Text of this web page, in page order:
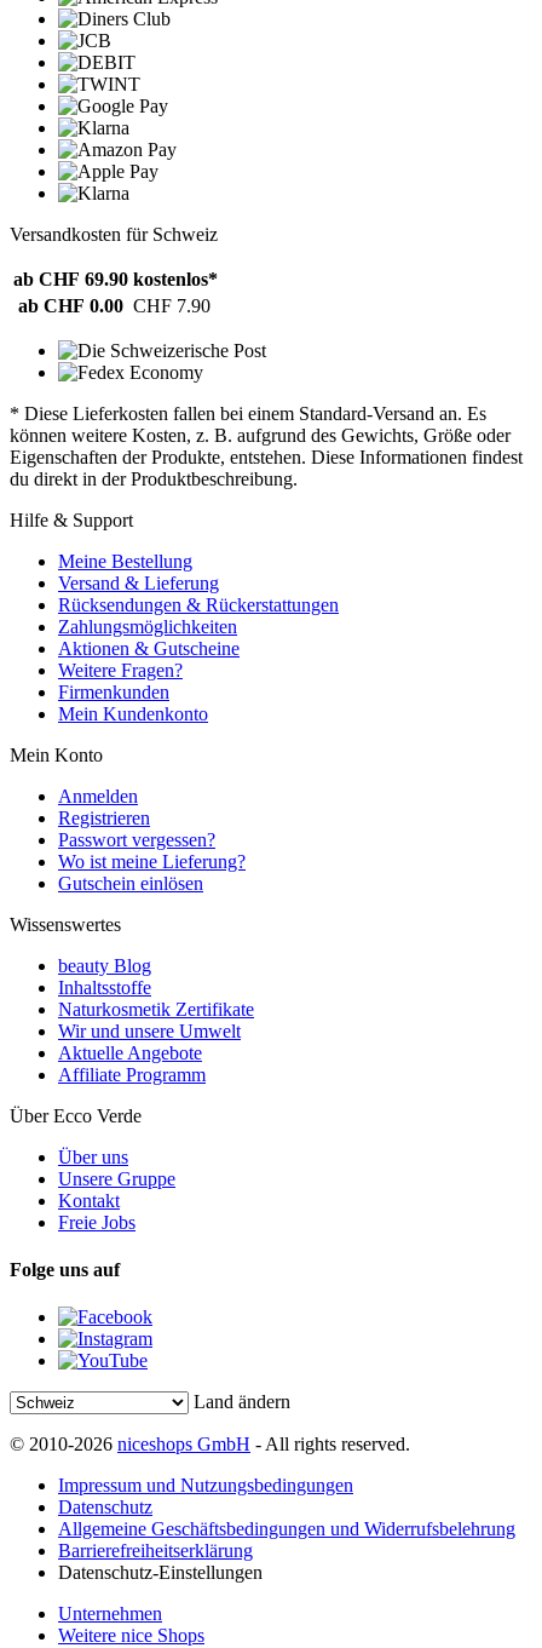
Versandkosten für Schweiz
ab CHF 69.90 kostenlos*
ab CHF 0.00 CHF 7.90
* Diese Lieferkosten fallen bei einem Standard-Versand an. Es
können weitere Kosten, z. B. aufgrund des Gewichts, Größe oder
Eigenschaften der Produkte, entstehen. Diese Informationen findest
du direkt in der Produktbeschreibung.
Hilfe & Support
Meine Bestellung
Versand & Lieferung
Rücksendungen & Rückerstattungen
Zahlungsmöglichkeiten
Aktionen & Gutscheine
Weitere Fragen?
Firmenkunden
Mein Kundenkonto
Mein Konto
Anmelden
Registrieren
Passwort vergessen?
Wo ist meine Lieferung?
Gutschein einlösen
Wissenswertes
beauty Blog
Inhaltsstoffe
Naturkosmetik Zertifikate
Wir und unsere Umwelt
Aktuelle Angebote
Affiliate Programm
Über Ecco Verde
Über uns
Unsere Gruppe
Kontakt
Freie Jobs
Folge uns auf
Land ändern
© 2010-2026 niceshops GmbH - All rights reserved.
Impressum und Nutzungsbedingungen
Datenschutz
Allgemeine Geschäftsbedingungen und Widerrufsbelehrung
Barrierefreiheitserklärung
Datenschutz-Einstellungen
Unternehmen
Weitere nice Shops